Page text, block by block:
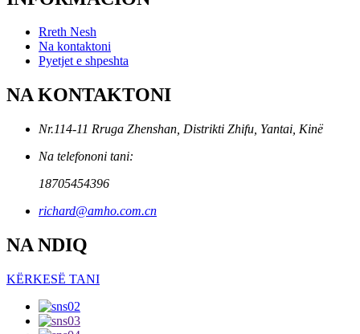
Rreth Nesh
Na kontaktoni
Pyetjet e shpeshta
NA KONTAKTONI
Nr.114-11 Rruga Zhenshan, Distrikti Zhifu, Yantai, Kinë
Na telefononi tani:
18705454396
richard@amho.com.cn
NA NDIQ
KËRKESË TANI